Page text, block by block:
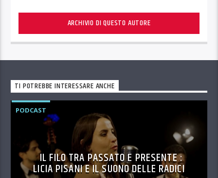
ARCHIVIO DI QUESTO AUTORE
TI POTREBBE INTERESSARE ANCHE
PODCAST
IL FILO TRA PASSATO E PRESENTE :
LICIA PISANI E IL SUONO DELLE RADICI